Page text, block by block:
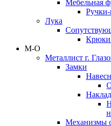
Мебельная
Лука
Крюки
М-О
Металлист г.
Замки
Механизмы